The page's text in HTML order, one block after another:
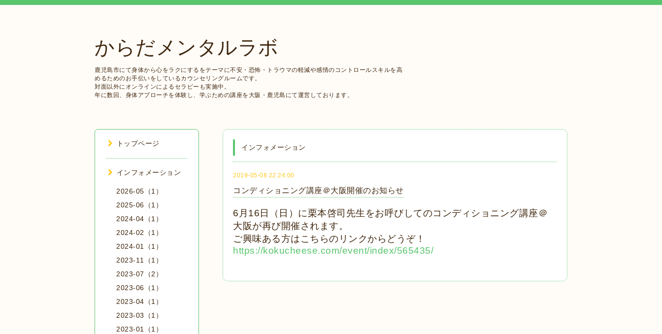
からだメンタルラボ
鹿児島市にて身体から心をラクにするをテーマに不安・恐怖・トラウマの軽減や感情のコントロールスキルを高
めるためのお手伝いをしているカウンセリングルームです。
対面以外にオンラインによるセラピーも実施中。
年に数回、身体アプローチを体験し、学ぶための講座を大阪・鹿児島にて運営しております。
インフォメーション
2019-05-08 22:24:00
コンディショニング講座＠大阪開催のお知らせ
6月16日（日）に栗本啓司先生をお呼びしてのコンディショニング講座＠
大阪が再び開催されます。
ご興味ある方はこちらのリンクからどうぞ！
https://kokucheese.com/event/index/565435/
トップページ
インフォメーション
2026-05（1）
2025-06（1）
2024-04（1）
2024-02（1）
2024-01（1）
2023-11（1）
2023-07（2）
2023-06（1）
2023-04（1）
2023-03（1）
2023-01（1）